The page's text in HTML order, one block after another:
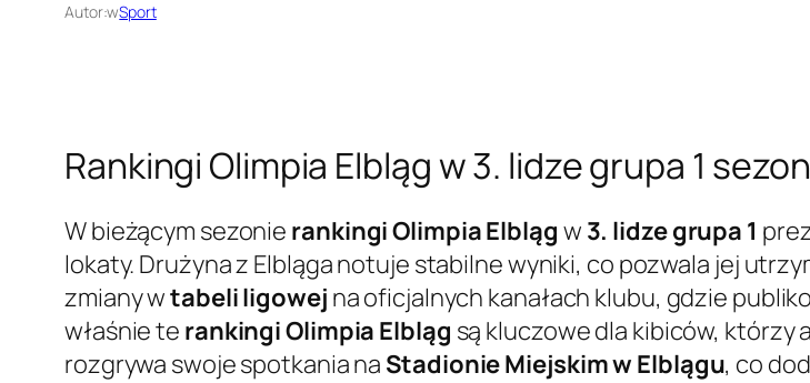
Autor:wSport
Rankingi Olimpia Elbląg w 3. lidze grupa 1
W bieżącym sezonie rankingi Olimpia Elbląg w 3. lidze grupa 1
lokaty. Drużyna z Elbląga notuje stabilne wyniki, co pozwala jej
zmiany wtabeli ligowej na oficjalnych kanałach klubu, gdzie
właśnie te rankingi Olimpia Elbląg są kluczowe dla kibiców, którzy
rozgrywa swoje spotkania na Stadionie Miejskim w Elblągu, co